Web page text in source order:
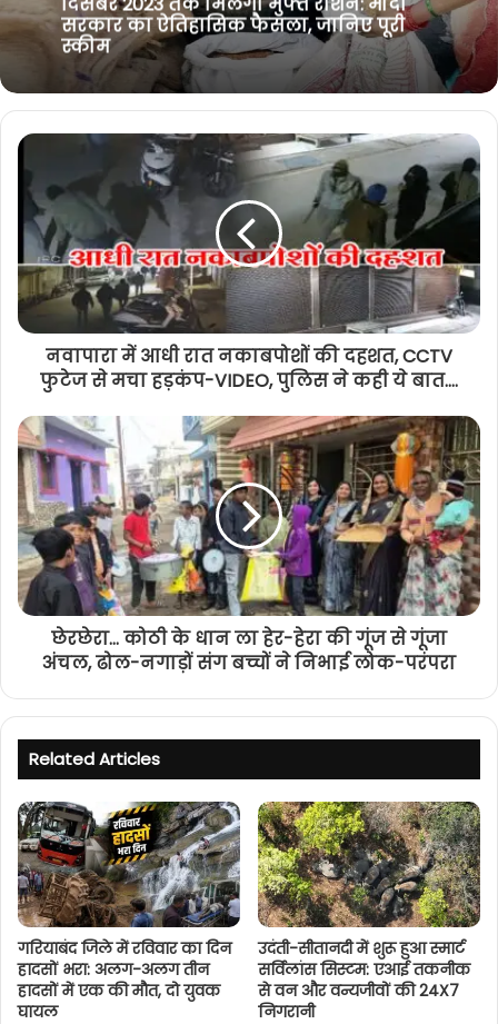
k
m
नवापारा ब्रेकिंग: घर के बाहर खेल रही 4 साल
की बच्ची से अश्लील हरकत, आरोपी गिरफ्तार
नवापारा में आधी रात नकाबपोशों की दहशत, CCTV
फुटेज से मचा हड़कंप-VIDEO, पुलिस ने कही ये बात....
छेरछेरा… कोठी के धान ला हेर-हेरा की गूंज से गूंजा
अंचल, ढोल-नगाड़ों संग बच्चों ने निभाई लोक-परंपरा
Related Articles
गरियाबंद जिले में रविवार का दिन
हादसों भरा: अलग-अलग तीन
हादसों में एक की मौत, दो युवक
घायल
उदंती-सीतानदी में शुरू हुआ स्मार्ट
सर्विलांस सिस्टम: एआई तकनीक
से वन और वन्यजीवों की 24X7
निगरानी